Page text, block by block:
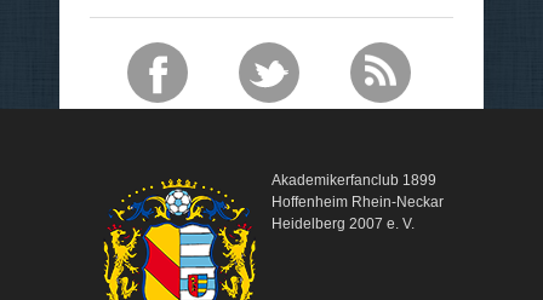
Akademikerfanclub 1899
Hoffenheim Rhein-Neckar
Heidelberg 2007 e. V.